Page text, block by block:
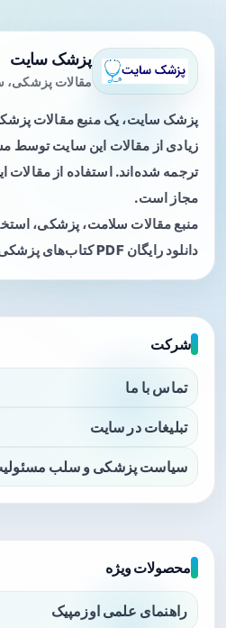
پزشک سایت
مقالات
پزشک سایت، یک منبع مقالات
زیادی از مقالات این سایت توسط
ترجمه شده‌اند. استفاده از مقالات
مجاز است.
منبع مقالات سلامت، پزشکی،
دانلود رایگان PDF کتاب‌های پزشکی.
شرکت
تماس با ما
تبلیغات در سایت
سیاست پزشکی و سلب
محصولات ویژه
راهنمای علمی اوزمپیک